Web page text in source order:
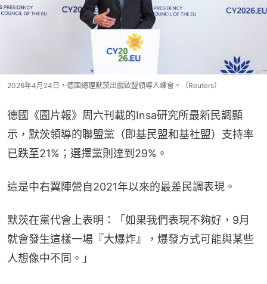
2026年4月24日，德國總理默茨出戲歐盟領導人峰會。（Reuters）
德國《圖片報》周六刊載的Insa研究所最新民調顯
示，默茨領導的聯盟黨（即基民盟和基社盟）支持率
已跌至21%；選擇黨則達到29%。
這是中右翼陣營自2021年以來的最差民調表現。
默茨在黨代會上表明：「如果我們表現不夠好，9月
就會發生這樣一場『大爆炸』，爆發方式可能與某些
人想像中不同。」